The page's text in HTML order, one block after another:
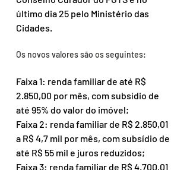
último dia 25 pelo Ministério das
Cidades.
Os novos valores são os seguintes:
Faixa 1: renda familiar de até R$
2.850,00 por mês, com subsídio de
até 95% do valor do imóvel;
Faixa 2: renda familiar de R$ 2.850,01
a R$ 4,7 mil por mês, com subsídio de
até R$ 55 mil e juros reduzidos;
Faixa 3: renda familiar de R$ 4.700,01